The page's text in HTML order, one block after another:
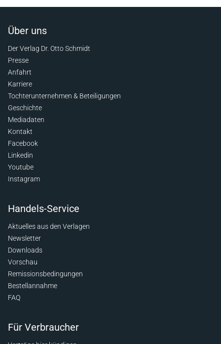
Über uns
Der Verlag Dr. Otto Schmidt
Presse
Anfahrt
Karriere
Tochterunternehmen & Beteiligungen
Geschichte
Mediadaten
Kontakt
Facebook
Linkedin
Youtube
Instagram
Handels-Service
Aktuelles aus den Verlagen
Newsletter
Downloads
Vorschau
Remissionsbedingungen
Bestellannahme
FAQ
Für Verbraucher